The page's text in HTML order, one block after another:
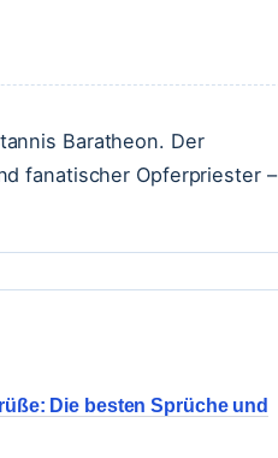
Baratheon. Der
fanatischer Opferpriester –
Die besten Sprüche und